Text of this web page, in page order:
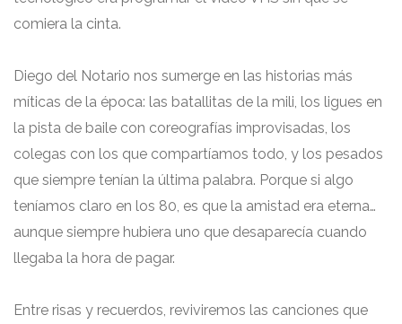
comiera la cinta.
Diego del Notario nos sumerge en las historias más
míticas de la época: las batallitas de la mili, los ligues en
la pista de baile con coreografías improvisadas, los
colegas con los que compartíamos todo, y los pesados
que siempre tenían la última palabra. Porque si algo
teníamos claro en los 80, es que la amistad era eterna…
aunque siempre hubiera uno que desaparecía cuando
llegaba la hora de pagar.
Entre risas y recuerdos, reviviremos las canciones que